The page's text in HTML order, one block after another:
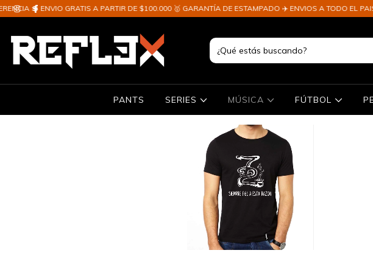
💲 ENVIO GRATIS A PARTIR DE $100.000 🥇 GARANTÍA DE ESTAMPADO ✈️ ENVIOS A TODO EL PAIS ⌛
PANTS SERIES MÚSICA FÚTBOL